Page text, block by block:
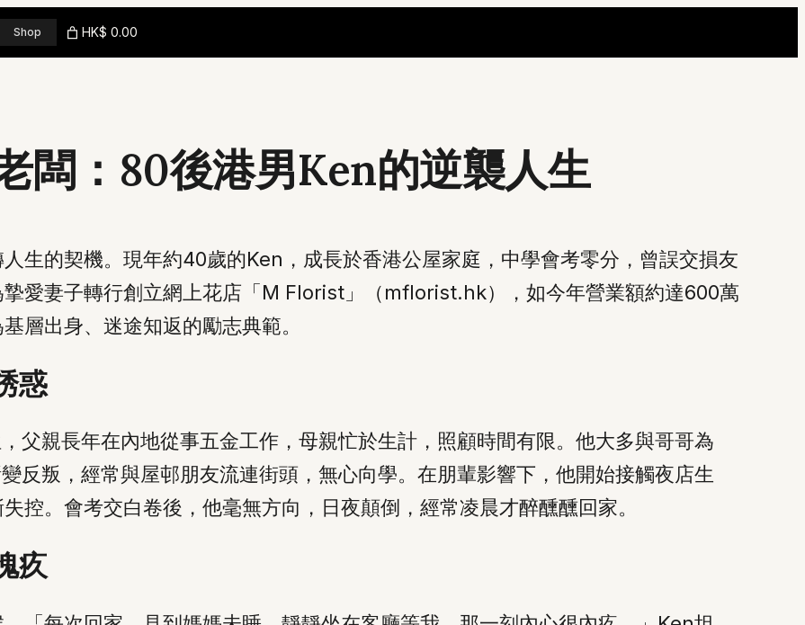
Shop HK$ 0.00
闆：80後港男Ken的逆襲人生
生的契機。現年約40歲的Ken，成長於香港公屋家庭，中學會考零分，曾誤交損友
愛妻子轉行創立網上花店「M Florist」（mflorist.hk），如今年營業額約達600萬
層出身、迷途知返的勵志典範。
惑
父親長年在內地從事五金工作，母親忙於生計，照顧時間有限。他大多與哥哥為
反叛，經常與屋邨朋友流連街頭，無心向學。在朋輩影響下，他開始接觸夜店生
控。會考交白卷後，他毫無方向，日夜顛倒，經常凌晨才醉醺醺回家。
疚